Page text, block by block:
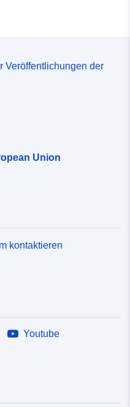
Veröffentlichungen der
Union
kontaktieren
Youtube